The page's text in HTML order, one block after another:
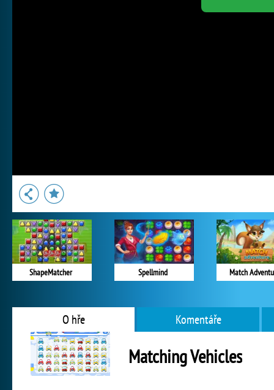
ShapeMatcher Spellmind Match
O hře Komentáře
Matching Vehicles